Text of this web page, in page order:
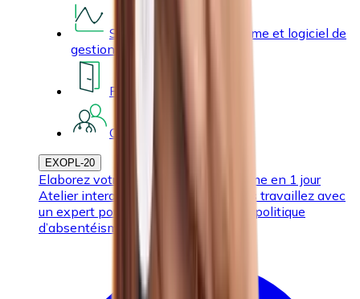
Statistiques d’absentéisme et logiciel de
gestion
Réintégration
Contrôles médicaux
EXOPL-20
Elaborez votre politique d’absentéisme en 1 jour
Atelier interactif au cours duquel vous travaillez avec
un expert pour mettre au point votre politique
d’absentéisme.